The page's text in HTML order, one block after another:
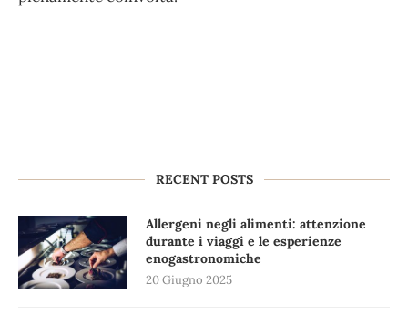
RECENT POSTS
Allergeni negli alimenti: attenzione
durante i viaggi e le esperienze
enogastronomiche
20 Giugno 2025